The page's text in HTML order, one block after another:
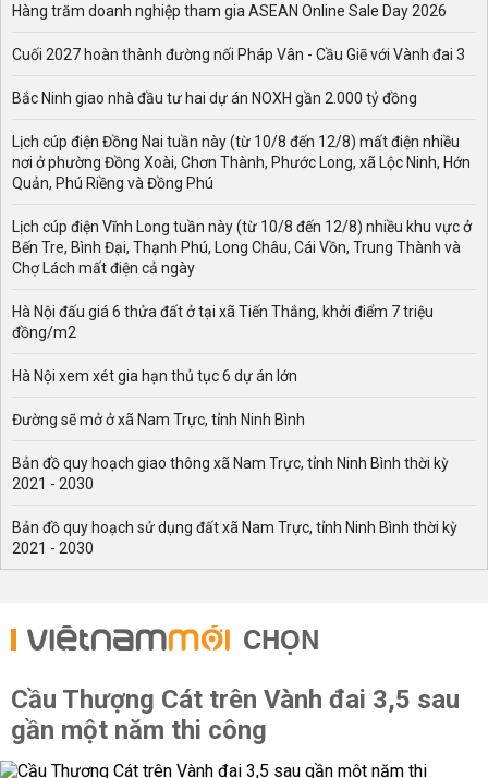
Hàng trăm doanh nghiệp tham gia ASEAN Online Sale Day 2026
Cuối 2027 hoàn thành đường nối Pháp Vân - Cầu Giẽ với Vành đai 3
Bắc Ninh giao nhà đầu tư hai dự án NOXH gần 2.000 tỷ đồng
Lịch cúp điện Đồng Nai tuần này (từ 10/8 đến 12/8) mất điện nhiều
nơi ở phường Đồng Xoài, Chơn Thành, Phước Long, xã Lộc Ninh, Hớn
Quản, Phú Riềng và Đồng Phú
Lịch cúp điện Vĩnh Long tuần này (từ 10/8 đến 12/8) nhiều khu vực ở
Bến Tre, Bình Đại, Thạnh Phú, Long Châu, Cái Vồn, Trung Thành và
Chợ Lách mất điện cả ngày
Hà Nội đấu giá 6 thửa đất ở tại xã Tiến Thắng, khởi điểm 7 triệu
đồng/m2
Hà Nội xem xét gia hạn thủ tục 6 dự án lớn
Đường sẽ mở ở xã Nam Trực, tỉnh Ninh Bình
Bản đồ quy hoạch giao thông xã Nam Trực, tỉnh Ninh Bình thời kỳ
2021 - 2030
Bản đồ quy hoạch sử dụng đất xã Nam Trực, tỉnh Ninh Bình thời kỳ
2021 - 2030
CHỌN
Cầu Thượng Cát trên Vành đai 3,5 sau
gần một năm thi công